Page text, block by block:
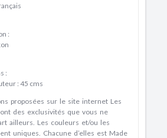
:
:
: 45 cms
proposées sur le site internet Les
des exclusivités que vous ne
ailleurs. Les couleurs et/ou les
uniques. Chacune d’elles est Made